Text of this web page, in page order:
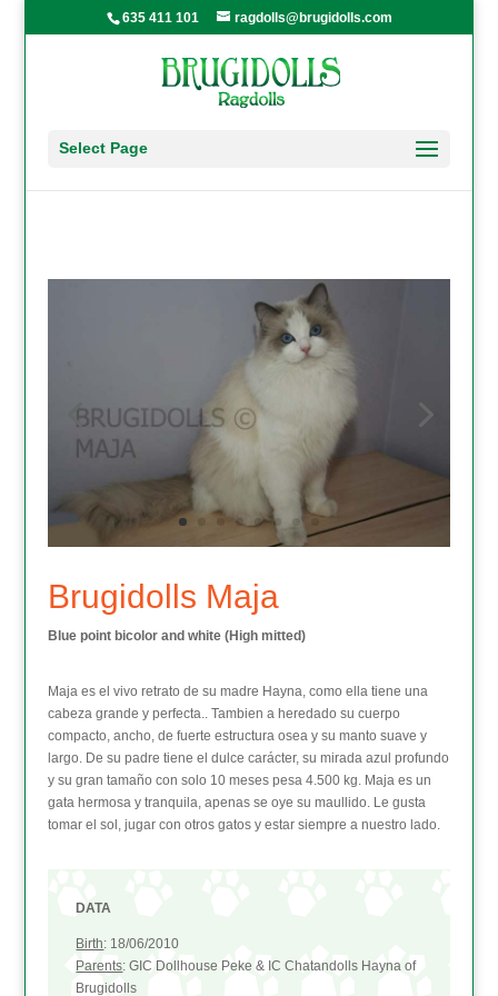
635 411 101 ragdolls@brugidolls.com
Select Page
Brugidolls Maja
Blue point bicolor and white (High mitted)
Maja es el vivo retrato de su madre Hayna, como ella tiene una
cabeza grande y perfecta.. Tambien a heredado su cuerpo
compacto, ancho, de fuerte estructura osea y su manto suave y
largo. De su padre tiene el dulce carácter, su mirada azul profundo
y su gran tamaño con solo 10 meses pesa 4.500 kg. Maja es un
gata hermosa y tranquila, apenas se oye su maullido. Le gusta
tomar el sol, jugar con otros gatos y estar siempre a nuestro lado.
DATA
Birth: 18/06/2010
Parents: GIC Dollhouse Peke & IC Chatandolls Hayna of
Brugidolls